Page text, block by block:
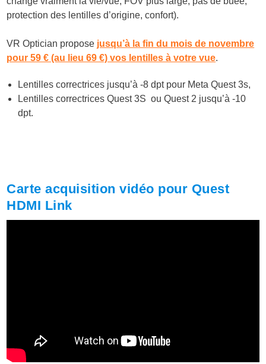
protection des lentilles d’origine, confort).
VR Optician propose jusqu’à la fin du mois de novembre
pour 59 € (au lieu 69 €) vos lentilles à votre vue.
Lentilles correctrices jusqu’à -8 dpt pour Meta Quest 3s,
Lentilles correctrices Quest 3S ou Quest 2 jusqu’à -10
dpt.
Carte acquisition vidéo pour Quest
HDMI Link